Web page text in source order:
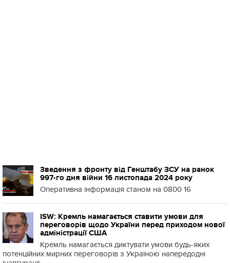
Зведення з фронту від Генштабу ЗСУ на ранок
997-го дня війни 16 листопада 2024 року
Оперативна інформація станом на 0800 16
ISW: Кремль намагається ставити умови для
переговорів щодо України перед приходом нової
адміністрації США
Кремль намагається диктувати умови будь-яких
потенційних мирних переговорів з Україною напередодні